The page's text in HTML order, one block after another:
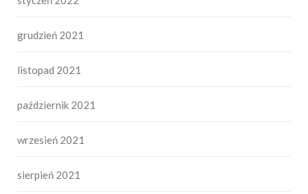
grudzień 2021
listopad 2021
październik 2021
wrzesień 2021
sierpień 2021